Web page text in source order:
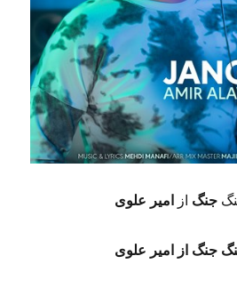
جنگ از امیر علوی
جنگ از امیر علوی